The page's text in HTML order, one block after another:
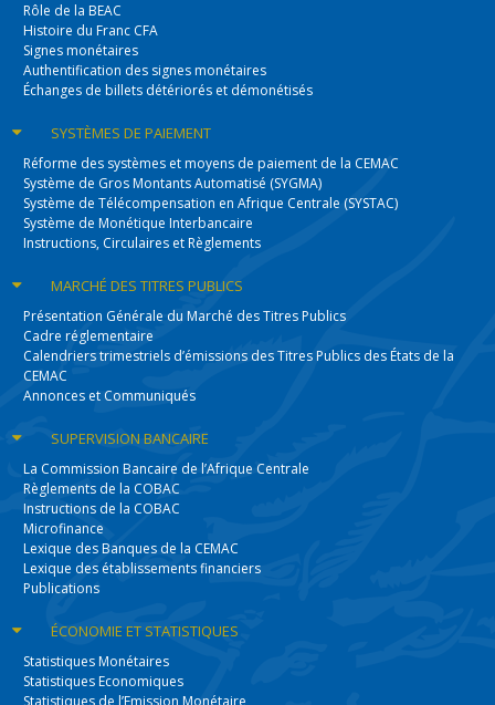
Rôle de la BEAC
Histoire du Franc CFA
Signes monétaires
Authentification des signes monétaires
Échanges de billets détériorés et démonétisés
SYSTÈMESDE PAIEMENT
Réforme des systèmes et moyens de paiement de la CEMAC
Système de Gros Montants Automatisé (SYGMA)
Système de Télécompensation en Afrique Centrale (SYSTAC)
Système de Monétique Interbancaire
Instructions, Circulaires et Règlements
MARCHÉ DESTITRES PUBLICS
Présentation Générale du Marché des Titres Publics
Cadre réglementaire
Calendriers trimestriels d’émissions des Titres Publics des États de la
CEMAC
Annonces et Communiqués
SUPERVISIONBANCAIRE
La Commission Bancaire de l’Afrique Centrale
Règlements de la COBAC
Instructions de la COBAC
Microfinance
Lexique des Banques de la CEMAC
Lexique des établissements financiers
Publications
ÉCONOMIEET STATISTIQUES
Statistiques Monétaires
Statistiques Economiques
Statistiques de l’Emission Monétaire